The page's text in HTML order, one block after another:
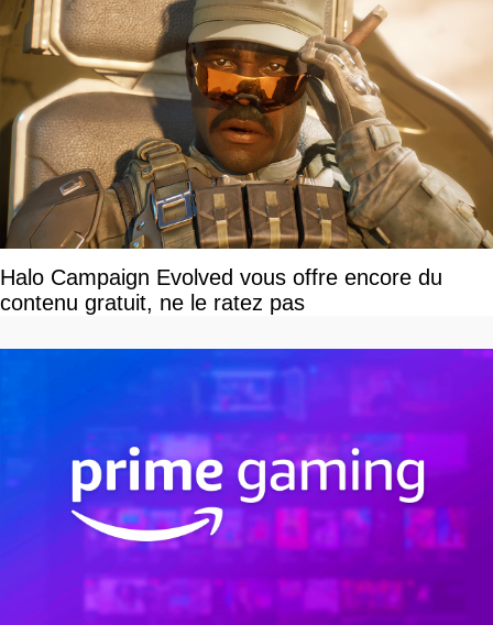
Halo Campaign Evolved vous offre encore du
contenu gratuit, ne le ratez pas